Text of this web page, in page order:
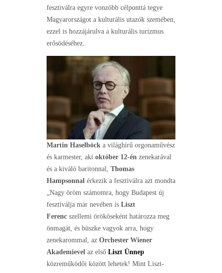
fesztiválra egyre vonzóbb célponttá tegye
Magyarországot a kulturális utazók szemében,
ezzel is hozzájárulva a kulturális turizmus
erősödéséhez.
Martin Haselböck a világhírű orgonaművész
és karmester, aki október 12-én zenekarával
és a kiváló baritonnal, Thomas
Hampsonnal érkezik a fesztiválra azt mondta
„Nagy öröm számomra, hogy Budapest új
fesztiválja már nevében is Liszt
Ferenc szellemi örököseként határozza meg
önmagát, és büszke vagyok arra, hogy
zenekarommal, az Orchester Wiener
Akademie­vel az első Liszt Ünnep
közreműködői között lehetek! Mint Liszt­